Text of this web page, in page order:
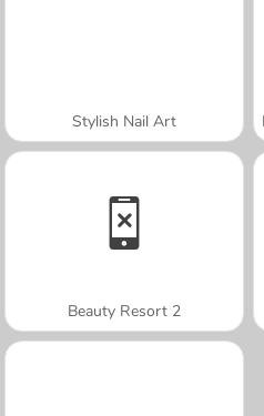
Stylish Nail Art
Beauty Resort 2